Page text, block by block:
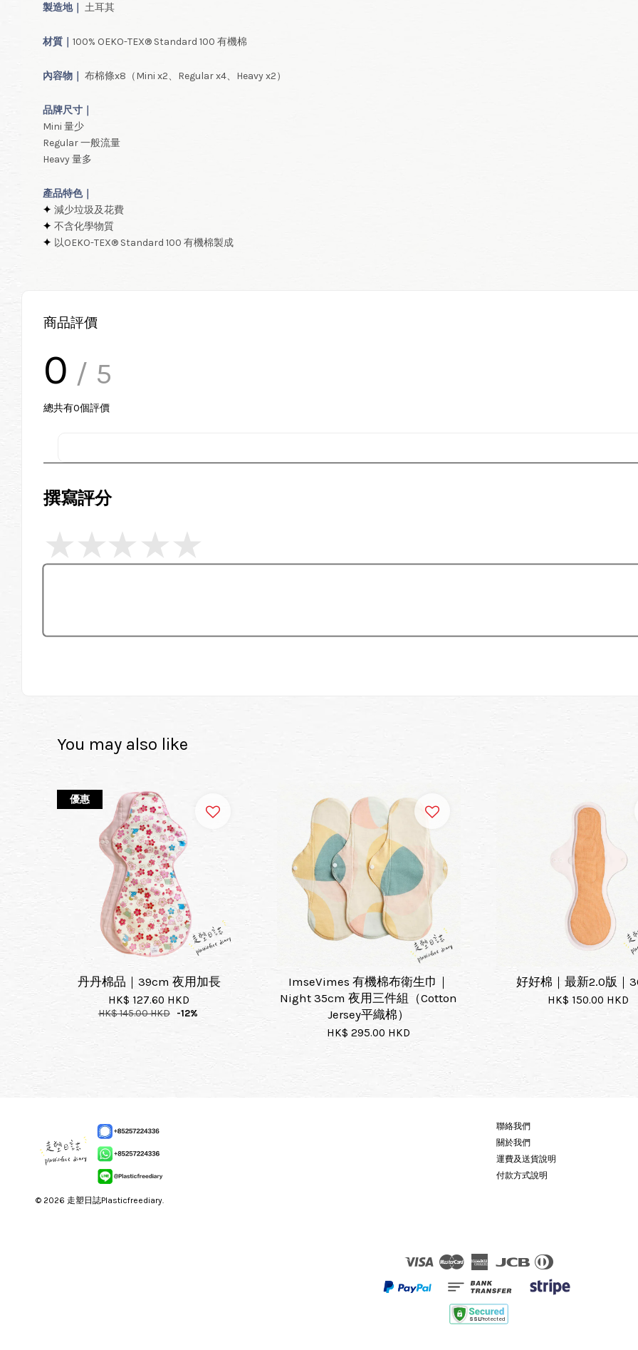
製造地｜ 土耳其
材質｜ 100% OEKO-TEX® Standard 100 有機棉
內容物｜ 布棉條x8（Mini x2、Regular x4、Heavy x2）
品牌尺寸｜
Mini 量少
Regular 一般流量
Heavy 量多
產品特色｜
✦ 減少垃圾及花費
✦ 不含化學物質
✦ 以OEKO-TEX® Standard 100 有機棉製成
商品評價
0 / 5
總共有0個評價
撰寫評分
You may also like
優惠
丹丹棉品｜39cm 夜用加長
HK$ 127.60 HKD
HK$ 145.00 HKD -12%
ImseVimes 有機棉布衛生巾｜
Night 35cm 夜用三件組（Cotton
Jersey平織棉）
HK$ 295.00 HKD
好好棉｜最新2.0版｜
HK$ 150.00 HKD
© 2026 走塑日誌Plasticfreediary.
聯絡我們
關於我們
運費及送貨說明
付款方式說明
Visa Master
American
JCB
Diners